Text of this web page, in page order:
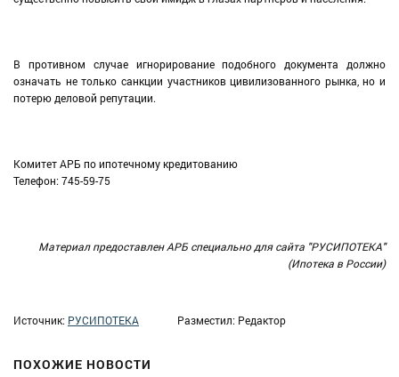
В противном случае игнорирование подобного документа должно
означать не только санкции участников цивилизованного рынка, но и
потерю деловой репутации.
Комитет АРБ по ипотечному кредитованию
Телефон: 745-59-75
Материал предоставлен АРБспециально для сайта "РУСИПОТЕКА"
(Ипотека в России)
Источник: РУСИПОТЕКА Разместил: Редактор
ПОХОЖИЕ НОВОСТИ